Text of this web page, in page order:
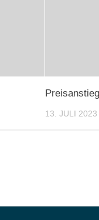
13. JULI 2023